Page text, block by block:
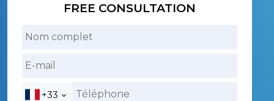
FREE CONSULTATION
+33